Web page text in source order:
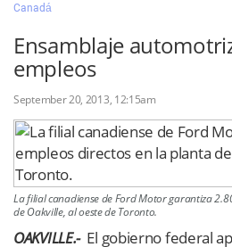
Classifieds
Categorías
Iniciar sesión con
Canadá
Ensamblaje
empleos
September 20, 2013, 12:15am
La filial canadiense de Ford Motor garantiza
de Oakville, al oeste de Toronto.
OAKVILLE.- El gobierno federal